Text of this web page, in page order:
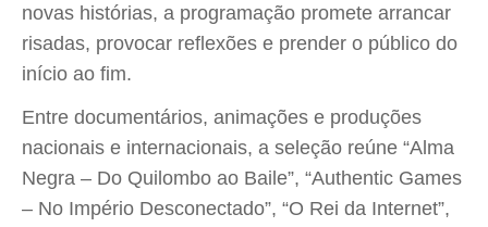
novas histórias, a programação promete arrancar
risadas, provocar reflexões e prender o público do
início ao fim.
Entre documentários, animações e produções
nacionais e internacionais, a seleção reúne “Alma
Negra – Do Quilombo ao Baile”, “Authentic Games
– No Império Desconectado”, “O Rei da Internet”,